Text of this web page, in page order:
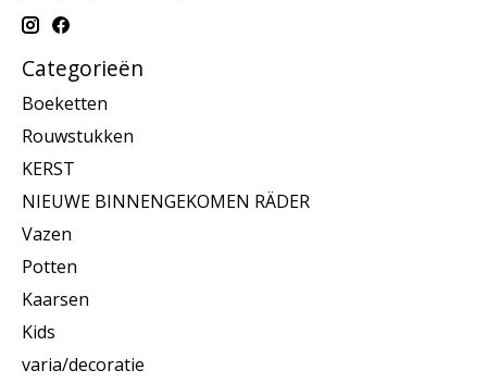
Categorieën
Boeketten
Rouwstukken
KERST
NIEUWE BINNENGEKOMEN RÄDER
Vazen
Potten
Kaarsen
Kids
varia/decoratie